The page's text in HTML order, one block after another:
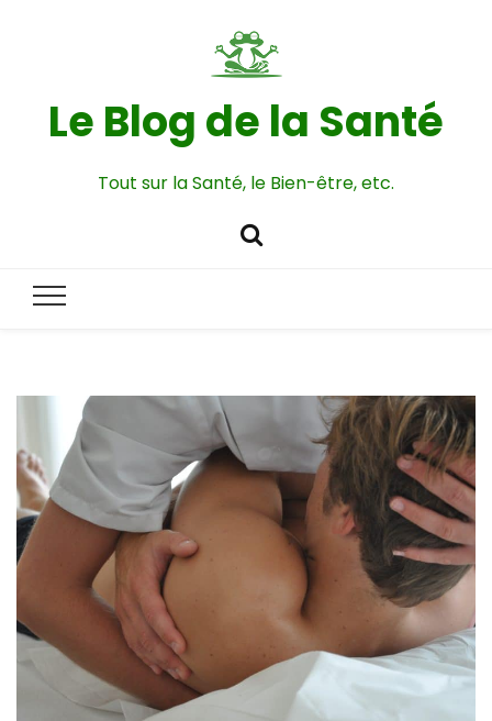
Le Blog de la Santé
Tout sur la Santé, le Bien-être, etc.